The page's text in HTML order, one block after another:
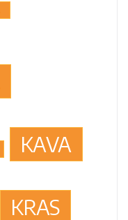
KAVA
KRAS